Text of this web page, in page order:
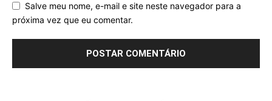
Salve meu nome, e-mail e site neste navegador para a
próxima vez que eu comentar.